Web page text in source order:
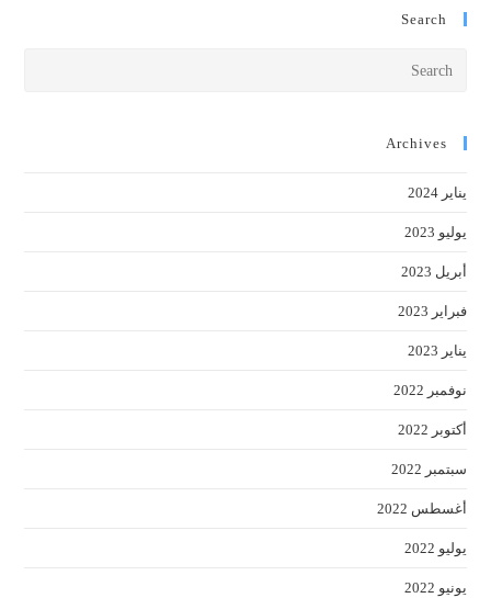
Search
Archives
يناير 2024
يوليو 2023
أبريل 2023
فبراير 2023
يناير 2023
نوفمبر 2022
أكتوبر 2022
سبتمبر 2022
أغسطس 2022
يوليو 2022
يونيو 2022